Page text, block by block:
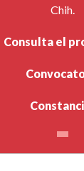
Chih.
Consulta el